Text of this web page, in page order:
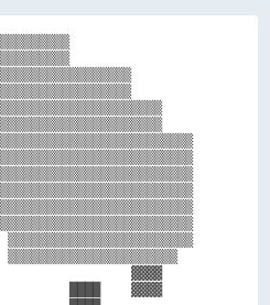
▒▒▒▒▒▒▒▒▒▒▒▒
▒▒▒▒▒▒▒▒▒▒▒▒
▒▒▒▒▒▒▒▒▒▒▒▒▒▒▒▒▒▒▒▒▒▒
▓▓▓▓
████    ▓▓▓▓